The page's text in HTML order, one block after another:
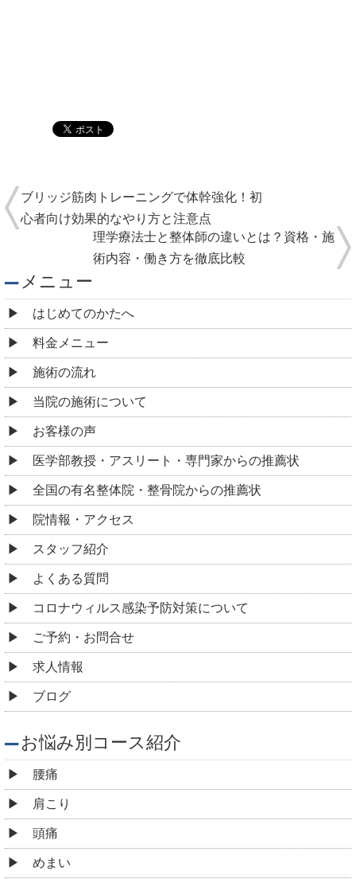
ブリッジ筋肉トレーニングで体幹強化！初
心者向け効果的なやり方と注意点
理学療法士と整体師の違いとは？資格・施
術内容・働き方を徹底比較
メニュー
はじめてのかたへ
料金メニュー
施術の流れ
当院の施術について
お客様の声
医学部教授・アスリート・専門家からの推薦状
全国の有名整体院・整骨院からの推薦状
院情報・アクセス
スタッフ紹介
よくある質問
コロナウィルス感染予防対策について
ご予約・お問合せ
求人情報
ブログ
お悩み別コース紹介
腰痛
肩こり
頭痛
めまい